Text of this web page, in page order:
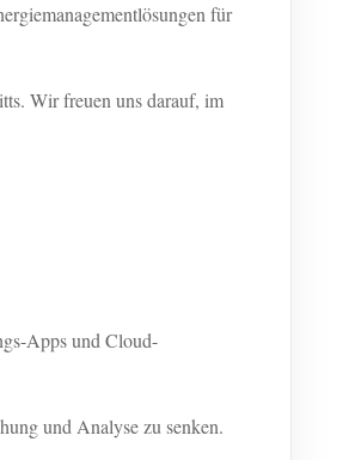
für
Wir freuen uns darauf, im
Apps und Cloud-
und Analyse zu senken.